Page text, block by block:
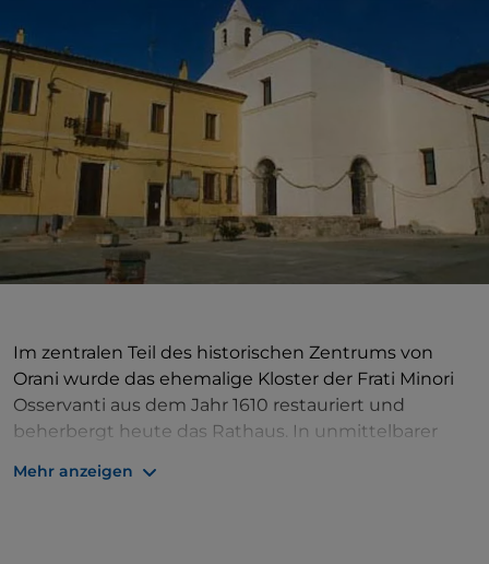
Im zentralen Teil des historischen Zentrums von
Orani wurde das ehemalige Kloster der Frati Minori
Osservanti aus dem Jahr 1610 restauriert und
beherbergt heute das Rathaus. In unmittelbarer
historischem Wert. Angrenzend an das Kloster
Mehr anzeigen